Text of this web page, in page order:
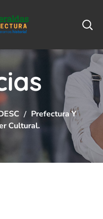
Prefectura Y
Cultural.